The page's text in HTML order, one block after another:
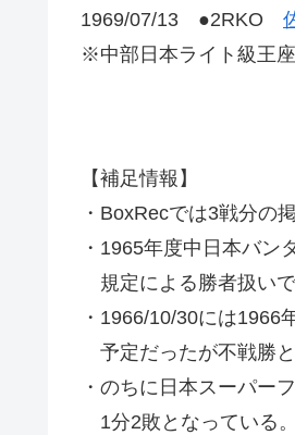
1969/07/13 ●2RKO
※中部日本ライト級王
【補足情報】
・BoxRecでは3戦分の
・1965年度中日本バン
規定による勝者扱いで
・1966/10/30には1966
予定だったが不戦勝と
・のちに日本スーパー
1分2敗となっている。